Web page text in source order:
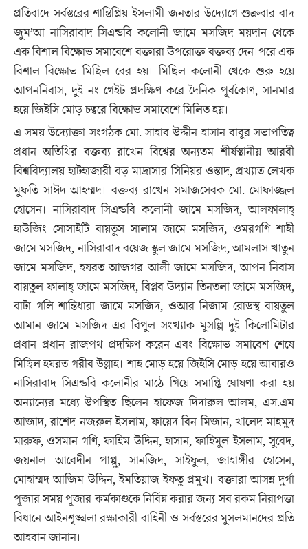
প্রতিবাদে সর্বস্তরের শান্তিপ্রিয় ইসলামী জনতার উদ্যোগে শুক্রবার বাদ
জুম’আ নাসিরাবাদ সিএন্ডবি কলোনী জামে মসজিদ ময়দান থেকে
এক বিশাল বিক্ষোভ সমাবেশে বক্তারা উপরোক্ত বক্তব্য দেন।পরে এক
বিশাল বিক্ষোভ মিছিল বের হয়। মিছিল কলোনী থেকে শুরু হয়ে
আপননিবাস, দুই নং গেইট প্রদক্ষিণ করে দৈনিক পূর্বকোণ, সানমার
হয়ে জিইসি মোড় চত্বরে বিক্ষোভ সমাবেশে মিলিত হয়।
এ সময় উদ্যোক্তা সংগঠক মো. সাহাব উদ্দীন হাসান বাবুর সভাপতিত্ব
প্রধান অতিথির বক্তব্য রাখেন বিশ্বের অন্যতম শীর্ষস্থানীয় আরবী
বিশ্ববিদ্যালয় হাটহাজারী বড় মাদ্রাসার সিনিয়র ওস্তাদ, প্রখ্যাত লেখক
মুফতি সাঈদ আহম্মদ। বক্তব্য রাখেন সমাজসেবক মো. মোফাজ্জল
হোসেন। নাসিরাবাদ সিএন্ডবি কলোনী জামে মসজিদ, আলফালাহ্
হাউজিং সোসাইটি বায়তুস সালাম জামে মসজিদ, ওমরগণি শাহী
জামে মসজিদ, নাসিরাবাদ বয়েজ স্কুল জামে মসজিদ, আমলাস খাতুন
জামে মসজিদ, হযরত আজগর আলী জামে মসজিদ, আপন নিবাস
বায়তুল ফালাহ্ জামে মসজিদ, বিপ্লব উদ্যান তিনতলা জামে মসজিদ,
বাটা গলি শান্তিধারা জামে মসজিদ, ওআর নিজাম রোডস্থ বায়তুল
আমান জামে মসজিদ এর বিপুল সংখ্যাক মুসল্লি দুই কিলোমিটার
প্রধান প্রধান রাজপথ প্রদক্ষিণ করেন এবং বিক্ষোভ সমাবেশ শেষে
মিছিল হযরত গরীব উল্লাহ। শাহ মোড় হয়ে জিইসি মোড় হয়ে আবারও
নাসিরাবাদ সিএন্ডবি কলোনীর মাঠে গিয়ে সমাপ্তি ঘোষণা করা হয়
অন্যান্যের মধ্যে উপস্থিত ছিলেন হাফেজ দিদারুল আলম, এস.এম
আজাদ, রাশেদ নজরুল ইসলাম, ফায়েদ বিন মিজান, খালেদ মাহমুদ
মারুফ, ওসমান গণি, ফাহিম উদ্দিন, হাসান, ফাহিমুল ইসলাম, সুবেদ,
জয়নাল আবেদীন পাপ্পু, সানজিদ, সাইফুল, জাহাঙ্গীর হোসেন,
মোহাম্মদ আজিম উদ্দিন, ইমতিয়াজ ইফতু প্রমুখ। বক্তারা আসন্ন দুর্গা
পূজার সময় পূজার কর্মকাণ্ডকে নির্বিঘ্ন করার জন্য সব রকম নিরাপত্তা
বিধানে আইনশৃঙ্খলা রক্ষাকারী বাহিনী ও সর্বস্তরের মুসলমানদের প্রতি
আহবান জানান।